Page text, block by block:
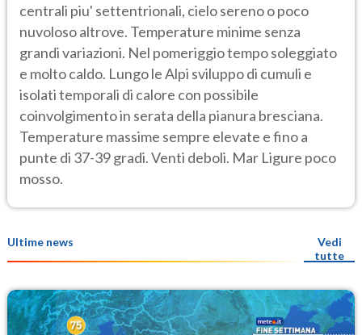
centrali piu' settentrionali, cielo sereno o poco
nuvoloso altrove. Temperature minime senza
grandi variazioni. Nel pomeriggio tempo soleggiato
e molto caldo. Lungo le Alpi sviluppo di cumuli e
isolati temporali di calore con possibile
coinvolgimento in serata della pianura bresciana.
Temperature massime sempre elevate e fino a
punte di 37-39 gradi. Venti deboli. Mar Ligure poco
mosso.
Ultime news
Vedi
tutte